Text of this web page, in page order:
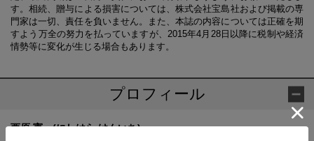
す。相続、贈与による損害については、株式会社宝島社および掲載の専
門家は一切、責任を負いません。また、本誌の内容については正確を期
すよう万全の努力を払っていますが、2015年4月28日以降に税制や経済
情勢等に変化が生じる場合もあります。
プロフィール
西原 憲一(にしはら けんいち)